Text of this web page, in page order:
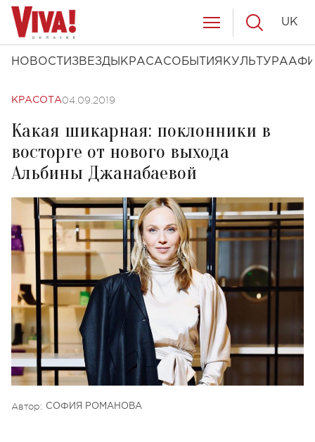
НОВОСТИ ЗВЕЗДЫ КРАСАСОБЫТИЯ КУЛЬТУРА
UK
КРАСОТА04.09.2019
Какая шикарная: поклонники в
восторге от нового выхода
Альбины Джанабаевой
Автор: СОФИЯ РОМАНОВА